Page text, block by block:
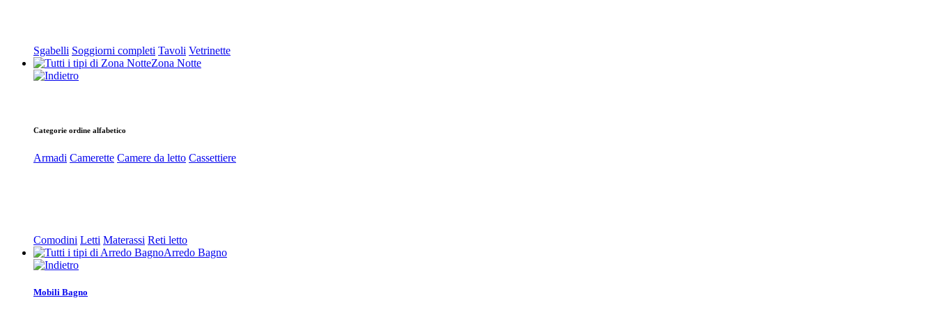
Sgabelli Soggiorni completi Tavoli Vetrinette
Zona Notte
Categorie ordine alfabetico
Armadi Camerette Camere da letto Cassettiere
Comodini Letti Materassi Reti letto
Arredo Bagno
Mobili Bagno